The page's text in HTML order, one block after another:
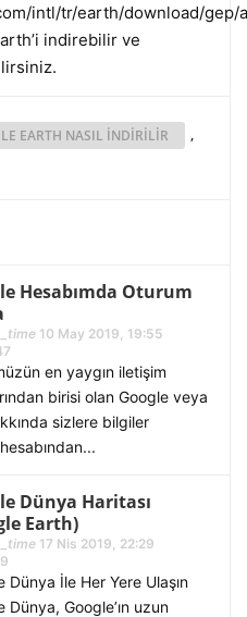
intl/tr/earth/download/gep/
indirebilir ve
EARTH NASIL INDIRILIR ,
Hesabımda Oturum
10 May 2019, 19:55
en yaygın iletişim
birisi olan Google veya
sizlere bilgiler
Dünya Haritası
Earth)
17 Nis 2019, 22:29
Dünya İle Her Yere Ulaşın
Dünya, Google’ın uzun